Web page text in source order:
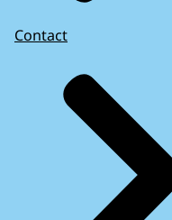
Contact